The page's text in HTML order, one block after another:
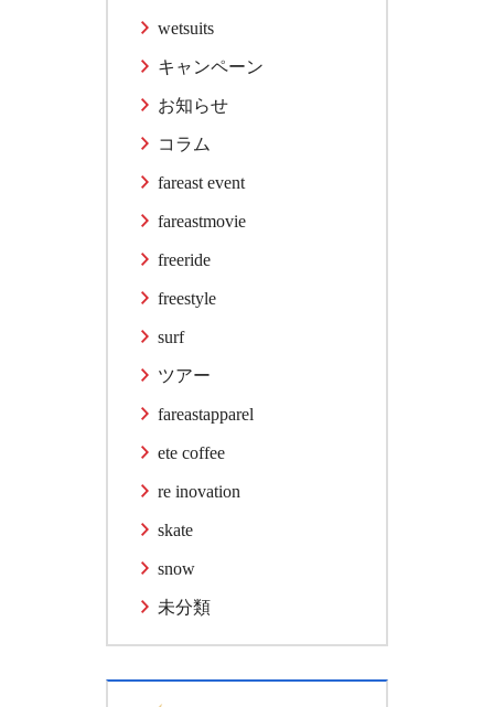
wetsuits
キャンペーン
お知らせ
コラム
fareast event
fareastmovie
freeride
freestyle
surf
ツアー
fareastapparel
ete coffee
re inovation
skate
snow
未分類